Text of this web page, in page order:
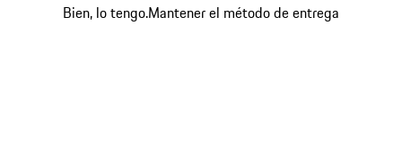
Bien, lo tengo.Mantener el método de entrega